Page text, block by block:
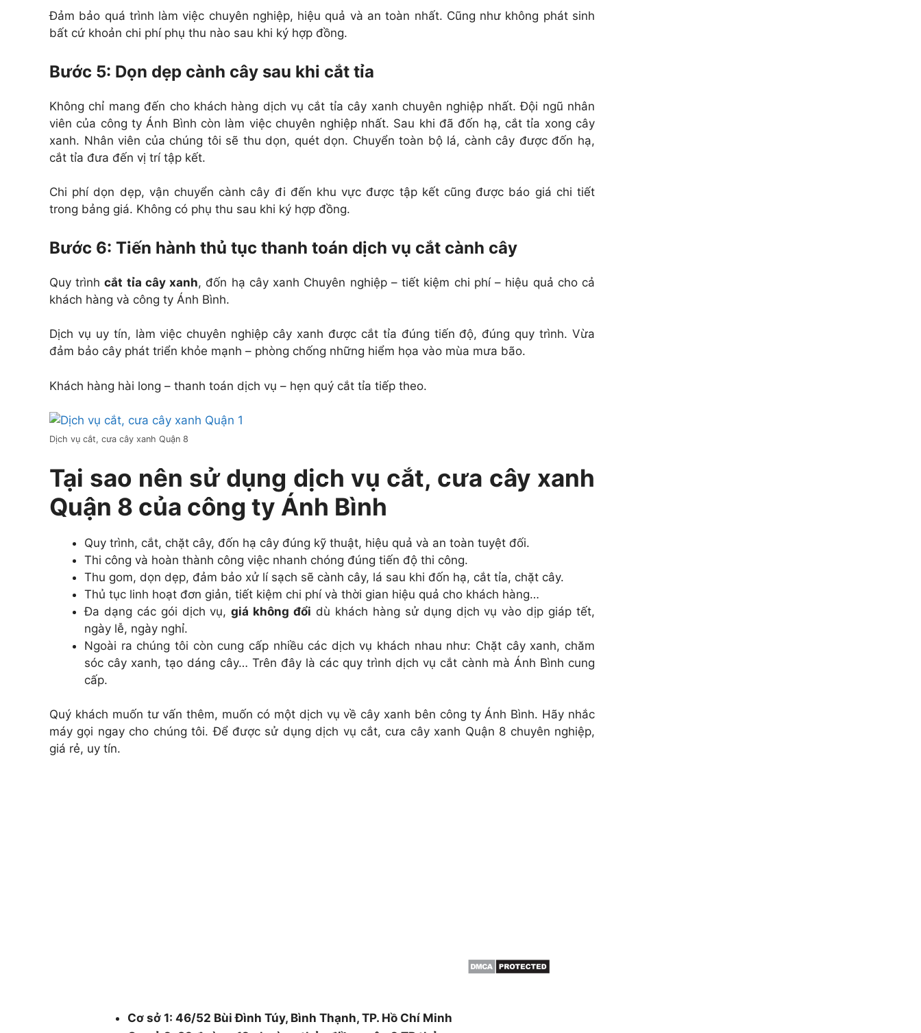
Đảm bảo quá trình làm việc chuyên nghiệp, hiệu quả và an toàn nhất. Cũng như không phát sinh
bất cứ khoản chi phí phụ thu nào sau khi ký hợp đồng.
Bước 5: Dọn dẹp cành cây sau khi cắt tỉa
Không chỉ mang đến cho khách hàng dịch vụ cắt tỉa cây xanh chuyên nghiệp nhất. Đội ngũ nhân
viên của công ty Ánh Bình còn làm việc chuyên nghiệp nhất. Sau khi đã đốn hạ, cắt tỉa xong cây
xanh. Nhân viên của chúng tôi sẽ thu dọn, quét dọn. Chuyển toàn bộ lá, cành cây được đốn hạ,
cắt tỉa đưa đến vị trí tập kết.
Chi phí dọn dẹp, vận chuyển cành cây đi đến khu vực được tập kết cũng được báo giá chi tiết
trong bảng giá. Không có phụ thu sau khi ký hợp đồng.
Bước 6: Tiến hành thủ tục thanh toán dịch vụ cắt cành cây
Quy trìnhcắt tỉa cây xanh, đốn hạ cây xanh Chuyên nghiệp – tiết kiệm chi phí – hiệu quả cho cả
khách hàng và công ty Ánh Bình.
Dịch vụ uy tín, làm việc chuyên nghiệp cây xanh được cắt tỉa đúng tiến độ, đúng quy trình. Vừa
đảm bảo cây phát triển khỏe mạnh – phòng chống những hiểm họa vào mùa mưa bão.
Khách hàng hài long – thanh toán dịch vụ – hẹn quý cắt tỉa tiếp theo.
Dịch vụ cắt, cưa cây xanh Quận 8
Tại sao nên sử dụng dịch vụ cắt, cưa cây xanh
Quận 8 của công ty Ánh Bình
Quy trình, cắt, chặt cây, đốn hạ cây đúng kỹ thuật, hiệu quả và an toàn tuyệt đối.
Thi công và hoàn thành công việc nhanh chóng đúng tiến độ thi công.
Thu gom, dọn dẹp, đảm bảo xử lí sạch sẽ cành cây, lá sau khi đốn hạ, cắt tỉa, chặt cây.
Thủ tục linh hoạt đơn giản, tiết kiệm chi phí và thời gian hiệu quả cho khách hàng…
Đa dạng các gói dịch vụ,giá không đổi dù khách hàng sử dụng dịch vụ vào dịp giáp tết,
ngày lễ, ngày nghỉ.
Ngoài ra chúng tôi còn cung cấp nhiều các dịch vụ khách nhau như: Chặt cây xanh, chăm
sóc cây xanh, tạo dáng cây… Trên đây là các quy trình dịch vụ cắt cành mà Ánh Bình cung
cấp.
Quý khách muốn tư vấn thêm, muốn có một dịch vụ về cây xanh bên công ty Ánh Bình. Hãy nhắc
máy gọi ngay cho chúng tôi. Để được sử dụng dịch vụ cắt, cưa cây xanh Quận 8 chuyên nghiệp,
giá rẻ, uy tín.
Cơ sở 1: 46/52 Bùi Đình Túy, Bình Thạnh, TP. Hồ Chí Minh